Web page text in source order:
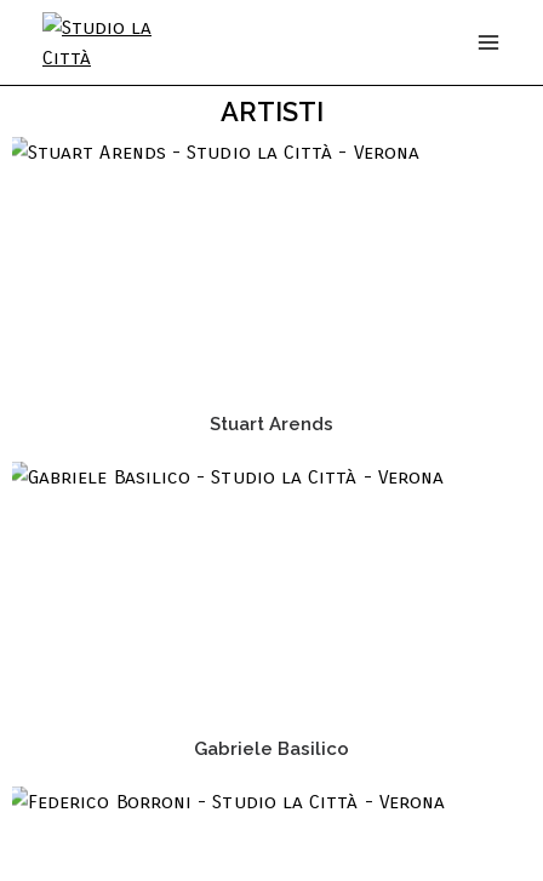
ARTISTI
Stuart Arends
Gabriele Basilico